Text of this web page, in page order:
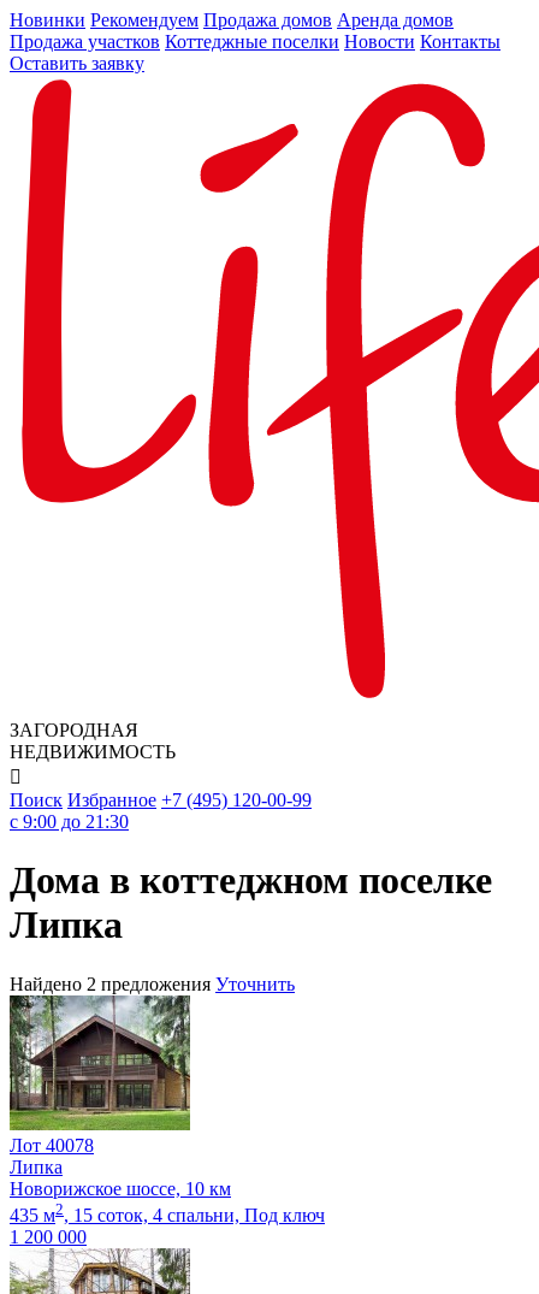
Новинки Рекомендуем Продажа домов Аренда домов
Продажа участков Коттеджные поселки Новости Контакты
Оставить заявку
ЗАГОРОДНАЯ
НЕДВИЖИМОСТЬ

Поиск Избранное +7 (495) 120-00-99
c 9:00 до 21:30
Дома в коттеджном поселке
Липка
Найдено 2 предложения Уточнить
Лот 40078
Липка
Новорижское шоссе, 10 км
435 м2, 15 соток, 4 спальни, Под ключ
1 200 000